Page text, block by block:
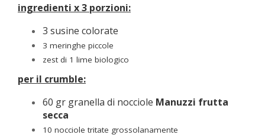
ingredienti x 3 porzioni:
3 susine colorate
3 meringhe piccole
zest di 1 lime biologico
per il crumble:
60 gr granella di nocciole Manuzzi frutta
secca
10 nocciole tritate grossolanamente